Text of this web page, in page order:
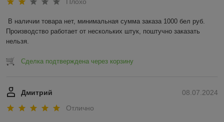
В наличии товара нет, минимальная сумма заказа 1000 бел руб.
Производство работает от нескольких штук, поштучно заказать
нельзя.
Сделка подтверждена через корзину
08.07.2024
Дмитрий
Отлично